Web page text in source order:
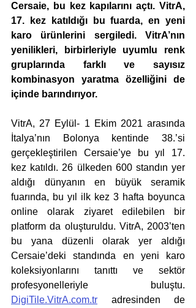
Cersaie, bu kez kapılarını açtı. VitrA,
17. kez katıldığı bu fuarda, en yeni
karo ürünlerini sergiledi. VitrA’nın
yenilikleri, birbirleriyle uyumlu renk
gruplarında farklı ve sayısız
kombinasyon yaratma özelliğini de
içinde barındırıyor.
VitrA, 27 Eylül- 1 Ekim 2021 arasında
İtalya’nın Bolonya kentinde 38.’si
gerçekleştirilen Cersaie’ye bu yıl 17.
kez katıldı. 26 ülkeden 600 standın yer
aldığı dünyanın en büyük seramik
fuarında, bu yıl ilk kez 3 hafta boyunca
online olarak ziyaret edilebilen bir
platform da oluşturuldu. VitrA, 2003’ten
bu yana düzenli olarak yer aldığı
Cersaie’deki standında en yeni karo
koleksiyonlarını tanıttı ve sektör
DigiTile.VitrA.com.tr adresinden de